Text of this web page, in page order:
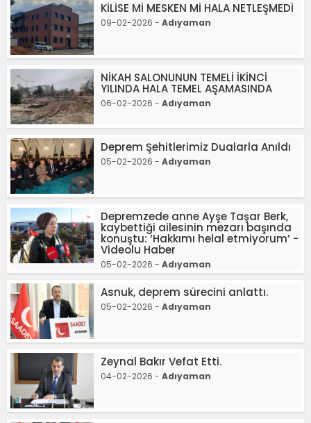
KİLİSE Mİ MESKEN Mİ HALA NETLEŞMEDİ
09-02-2026 - Adıyaman
NİKAH SALONUNUN TEMELİ İKİNCİ
YILINDA HALA TEMEL AŞAMASINDA
06-02-2026 - Adıyaman
Deprem Şehitlerimiz Dualarla Anıldı
05-02-2026 - Adıyaman
Depremzede anne Ayşe Taşar Berk,
kaybettiği ailesinin mezarı başında
konuştu: ‘Hakkımı helal etmiyorum’ -
Videolu Haber
05-02-2026 - Adıyaman
Asnuk, deprem sürecini anlattı.
05-02-2026 - Adıyaman
Zeynal Bakır Vefat Etti.
04-02-2026 - Adıyaman